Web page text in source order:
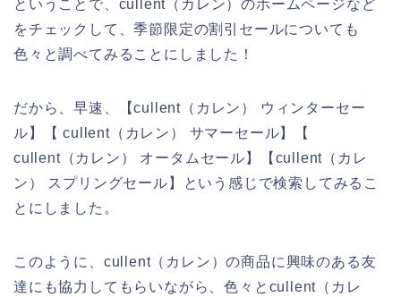
ということで、cullent（カレン）のホームページなど
をチェックして、季節限定の割引セールについても
色々と調べてみることにしました！
だから、早速、【cullent（カレン） ウィンターセー
ル】【 cullent（カレン） サマーセール】【
cullent（カレン） オータムセール】【cullent（カレ
ン） スプリングセール】という感じで検索してみるこ
とにしました。
このように、cullent（カレン）の商品に興味のある友
達にも協力してもらいながら、色々とcullent（カレ